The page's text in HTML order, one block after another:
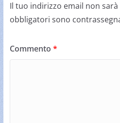
Il tuo indirizzo email non
obbligatori sono
Commento *